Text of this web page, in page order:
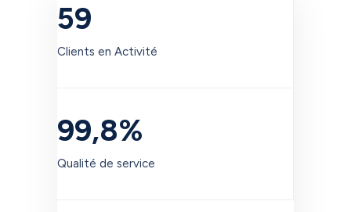
59
Clients en Activité
99,8%
Qualité de service